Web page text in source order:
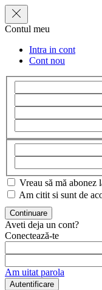
Contul meu
Intra in cont
Cont nou
Vreau să mă
Am citit si sunt de
Aveti deja un cont?
Conectează-te
Am uitat parola